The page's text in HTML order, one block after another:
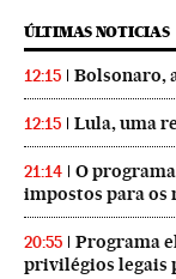
ÚLTIMAS NOTICIAS
12:15 Bolsonaro,
12:15 Lula, uma
21:14
O
impostos para os
20:55
Programa
privilégios legais